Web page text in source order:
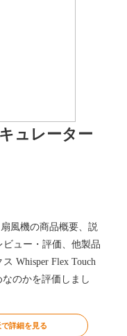
ュレーター
風機の商品概要、説
ュー・評価、他製品
Whisper Flex Touch
のかを評価しまし
詳細を見る